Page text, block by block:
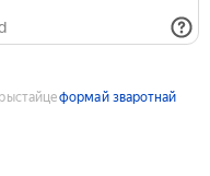
формай зваротнай